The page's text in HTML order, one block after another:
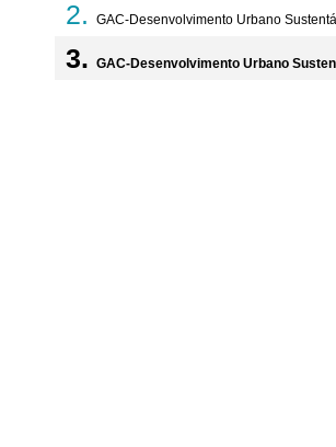
GAC-Desenvolvimento Urbano
GAC-Desenvolvimento Urbano